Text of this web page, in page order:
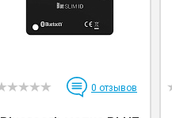
0 отзывов